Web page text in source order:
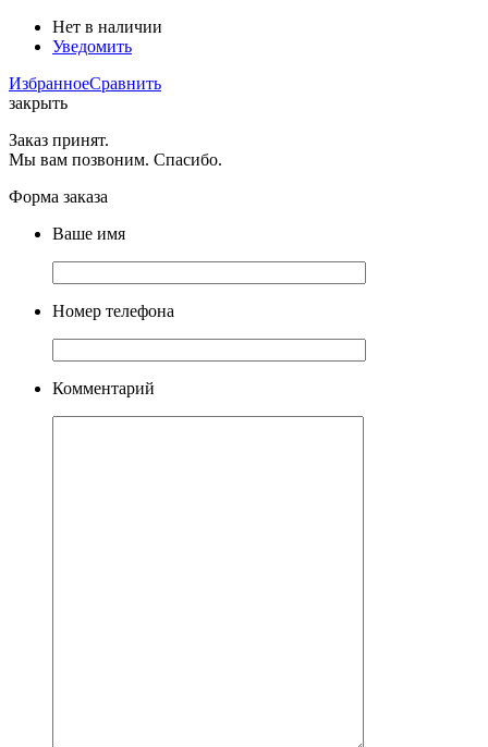
Нет в наличии
Уведомить
ИзбранноеСравнить
закрыть
Заказ принят.
Мы вам позвоним. Спасибо.
Форма заказа
Ваше имя
Номер телефона
Комментарий